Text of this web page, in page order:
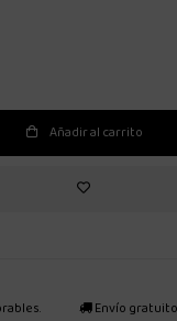
Añadir al carrito
Envío